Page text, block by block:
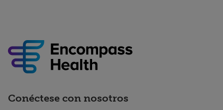
Conéctese con nosotros